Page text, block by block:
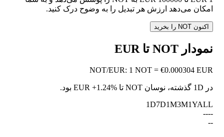
امکان می‌دهد ارزش هر تبدیل را به وضوح درک کنید.
اکنون NOT را بخرید
نمودار NOT تا EUR
NOT/EUR: 1 NOT = €0.000304 EUR
در 1D گذشته، نوسان NOT تا EUR +1.24%
بود.
1D7D1M3M1YALL
--
--
--